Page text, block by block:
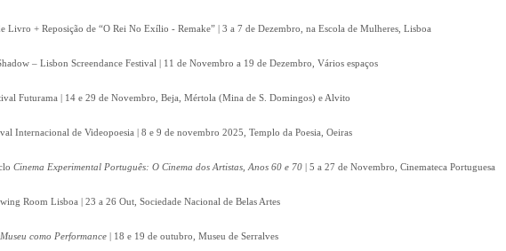
Livro + Reposição de “O Rei No Exílio - Remake” | 3 a 7 de Dezembro, na Escola de Mulheres, Lisboa
– Lisbon Screendance Festival | 11 de Novembro a 19 de Dezembro, Vários espaços
Futurama | 14 e 29 de Novembro, Beja, Mértola (Mina de S. Domingos) e Alvito
Internacional de Videopoesia | 8 e 9 de novembro 2025, Templo da Poesia, Oeiras
Cinema Experimental Português: O Cinema dos Artistas, Anos 60 e 70 | 5 a 27 de Novembro, Cinemateca Portuguesa
Room Lisboa | 23 a 26 Out, Sociedade Nacional de Belas Artes
como Performance | 18 e 19 de outubro, Museu de Serralves